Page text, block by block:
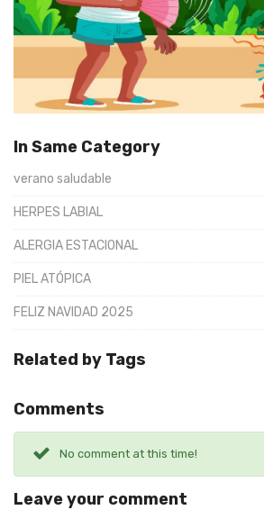
In Same Category
verano saludable
HERPES LABIAL
ALERGIA ESTACIONAL
PIEL ATÓPICA
FELIZ NAVIDAD 2025
Related by Tags
Comments
No comment at this time!
Leave your comment